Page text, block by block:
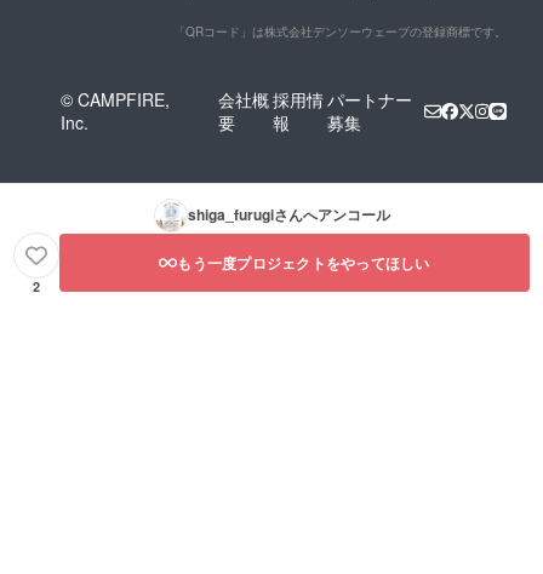
「QRコード」は株式会社デンソーウェーブの登録商標です。
© CAMPFIRE,
Inc.
会社概
要
採用情
報
パートナー
募集
shiga_furugiさんへアンコール
2
もう一度プロジェクトをやってほしい